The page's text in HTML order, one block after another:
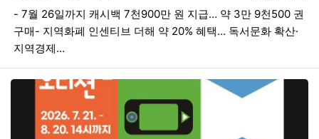
- 7월 26일까지 캐시백 7천900만 원 지급… 약 3만 9천500 권
구매- 지역화폐 인센티브 더해 약 20% 혜택… 독서문화 확산·
지역경제…